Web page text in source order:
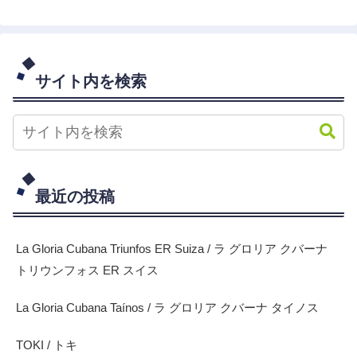
サイト内を検索
最近の投稿
La Gloria Cubana Triunfos ER Suiza / ラ グロリア クバーナ
トリウンフォス ER スイス
La Gloria Cubana Taínos / ラ グロリア クバーナ タイノス
TOKI / トキ